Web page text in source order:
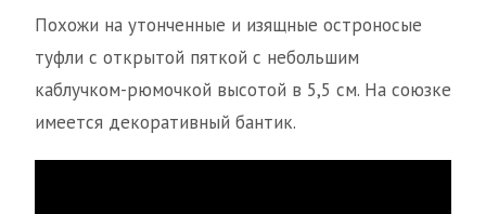
Похожи на утонченные и изящные остроносые
туфли с открытой пяткой с небольшим
каблучком-рюмочкой высотой в 5,5 см. На союзке
имеется декоративный бантик.